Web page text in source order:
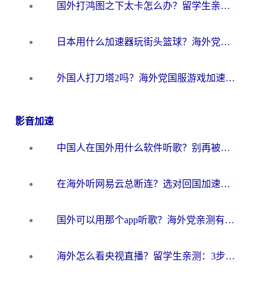
国外打鸿图之下太卡怎么办？留学生亲测有效的国服游戏加速方案
日本用什么加速器玩街头篮球？海外党国服游戏不卡顿的终极攻略
外国人打刀塔2吗？海外党国服游戏加速避坑全攻略
影音加速
中国人在国外用什么软件听歌？别再被地域限制卡脖子，这篇教你轻松解锁国内音乐库
在海外听网易云总断连？选对回国加速器，告别地区限制和卡顿
国外可以用那个app听歌？海外党亲测有效的回国加速方案，轻松听国内音乐听书
海外怎么看央视直播？留学生亲测：3步解决版权限制+追剧自由